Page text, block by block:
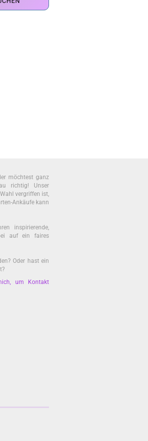
möchtest ganz
richtig! Unser
vergriffen ist,
Ankäufe kann
inspirierende,
auf ein faires
Oder hast ein
um Kontakt